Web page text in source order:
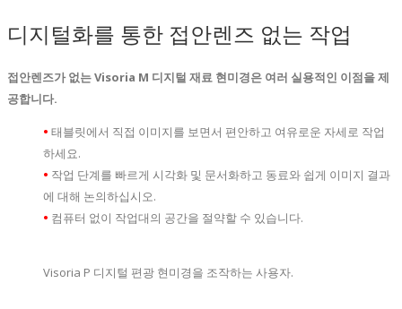
디지털화를 통한 접안렌즈 없는 작업
접안렌즈가 없는 Visoria M 디지털 재료 현미경은 여러 실용적인 이점을 제
공합니다.
• 태블릿에서 직접 이미지를 보면서 편안하고 여유로운 자세로 작업
하세요.
• 작업 단계를 빠르게 시각화 및 문서화하고 동료와 쉽게 이미지 결과
에 대해 논의하십시오.
• 컴퓨터 없이 작업대의 공간을 절약할 수 있습니다.
Visoria P 디지털 편광 현미경을 조작하는 사용자.